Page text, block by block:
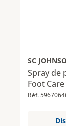
SC
Spray de
Foot
Réf.